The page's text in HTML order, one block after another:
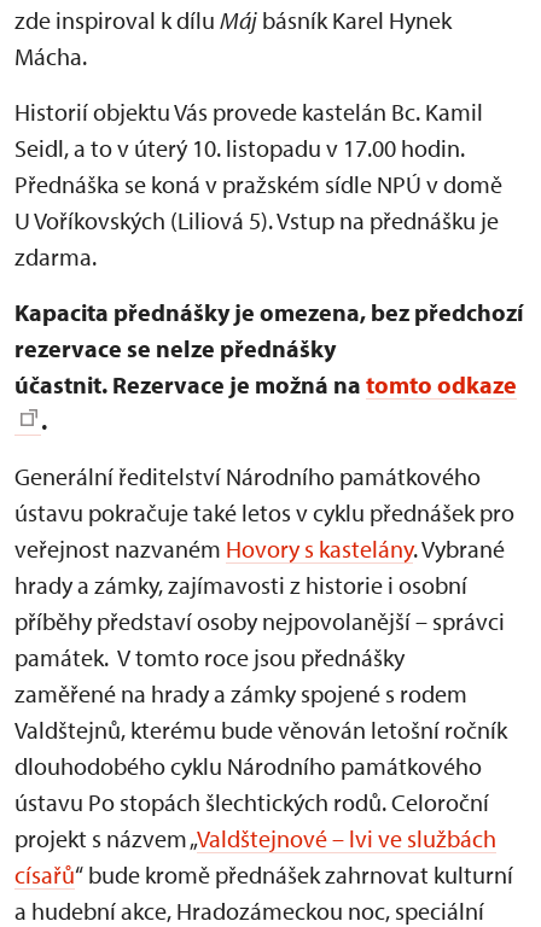
zde inspiroval k dílu Máj básník Karel Hynek
Mácha.
Historií objektu Vás provede kastelán Bc. Kamil
Seidl, a to v úterý 10. listopadu v 17.00 hodin.
Přednáška se koná v pražském sídle NPÚ v domě
U Voříkovských (Liliová 5). Vstup na přednášku je
zdarma.
Kapacita přednášky je omezena, bez předchozí
rezervace se nelze přednášky
účastnit. Rezervace je možná na tomto odkaze
.
Generální ředitelství Národního památkového
ústavu pokračuje také letos v cyklu přednášek pro
veřejnost nazvaném Hovory s kastelány. Vybrané
hrady a zámky, zajímavosti z historie i osobní
příběhy představí osoby nejpovolanější – správci
památek. V tomto roce jsou přednášky
zaměřené na hrady a zámky spojené s rodem
Valdštejnů, kterému bude věnován letošní ročník
dlouhodobého cyklu Národního památkového
ústavu Po stopách šlechtických rodů. Celoroční
projekt s názvem „Valdštejnové – lvi ve službách
císařů“ bude kromě přednášek zahrnovat kulturní
a hudební akce, Hradozámeckou noc, speciální